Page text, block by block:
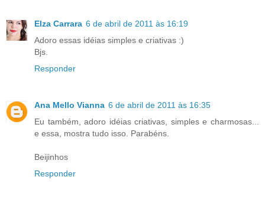
Elza Carrara 6 de abril de 2011 às 16:19
Adoro essas idéias simples e criativas :)
Bjs.
Responder
Ana Mello Vianna 6 de abril de 2011 às 16:35
Eu também, adoro idéias criativas, simples e charmosas...
e essa, mostra tudo isso. Parabéns.
Beijinhos
Responder